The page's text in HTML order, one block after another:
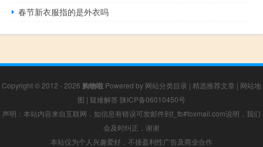
春节新衣服指的是外衣吗
Copyright © 2012 - 2026 购物啦 Powered by 网站分类目录 | 精选推荐文章 | 网站地
图 | 疑难解答 陕ICP备06010450号
声明：本站内容来自互联网，如信息有错误可发邮件到f_fb#foxmail.com说明，我们
会及时纠正，谢谢
本站仅为个人兴趣爱好，不接盈利性广告及商业合作